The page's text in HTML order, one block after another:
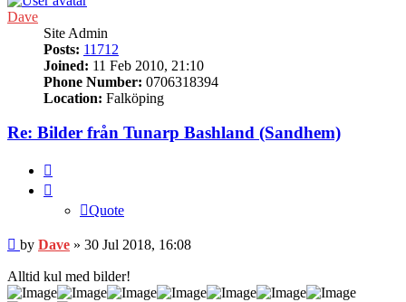
Dave
Site Admin
Posts: 11712
Joined: 11 Feb 2010, 21:10
Phone Number: 0706318394
Location: Falköping
Re: Bilder från Tunarp Bashland (Sandhem)
Quote
Post
by Dave » 30 Jul 2018, 16:08
Alltid kul med bilder!